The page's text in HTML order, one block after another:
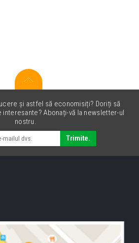
și astfel să economisiți? Doriți să
Abonați-vă la newsletter-ul
nostru.
Trimite.